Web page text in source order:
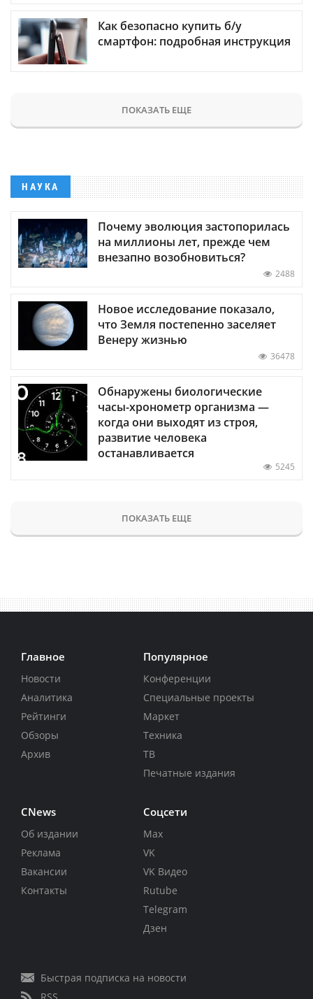
Как безопасно купить б/у
смартфон: подробная инструкция
ПОКАЗАТЬ ЕЩЕ
НАУКА
Почему эволюция застопорилась
на миллионы лет, прежде чем
внезапно возобновиться?
2488
Новое исследование показало,
что Земля постепенно заселяет
Венеру жизнью
36478
Обнаружены биологические
часы-хронометр организма —
когда они выходят из строя,
развитие человека
останавливается
5245
ПОКАЗАТЬ ЕЩЕ
Главное
Новости
Аналитика
Рейтинги
Обзоры
Архив
Популярное
Конференции
Специальные проекты
Маркет
Техника
ТВ
Печатные издания
CNews
Об издании
Реклама
Вакансии
Контакты
Соцсети
Max
VK
VK Видео
Rutube
Telegram
Дзен
Быстрая подписка на новости